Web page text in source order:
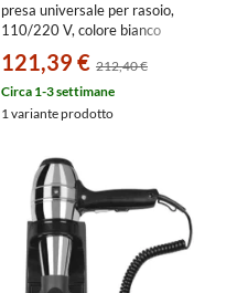
presa universale per rasoio,
110/220 V, colore bianco
121,39 € 212,40 €
Circa 1-3 settimane
1 variante prodotto